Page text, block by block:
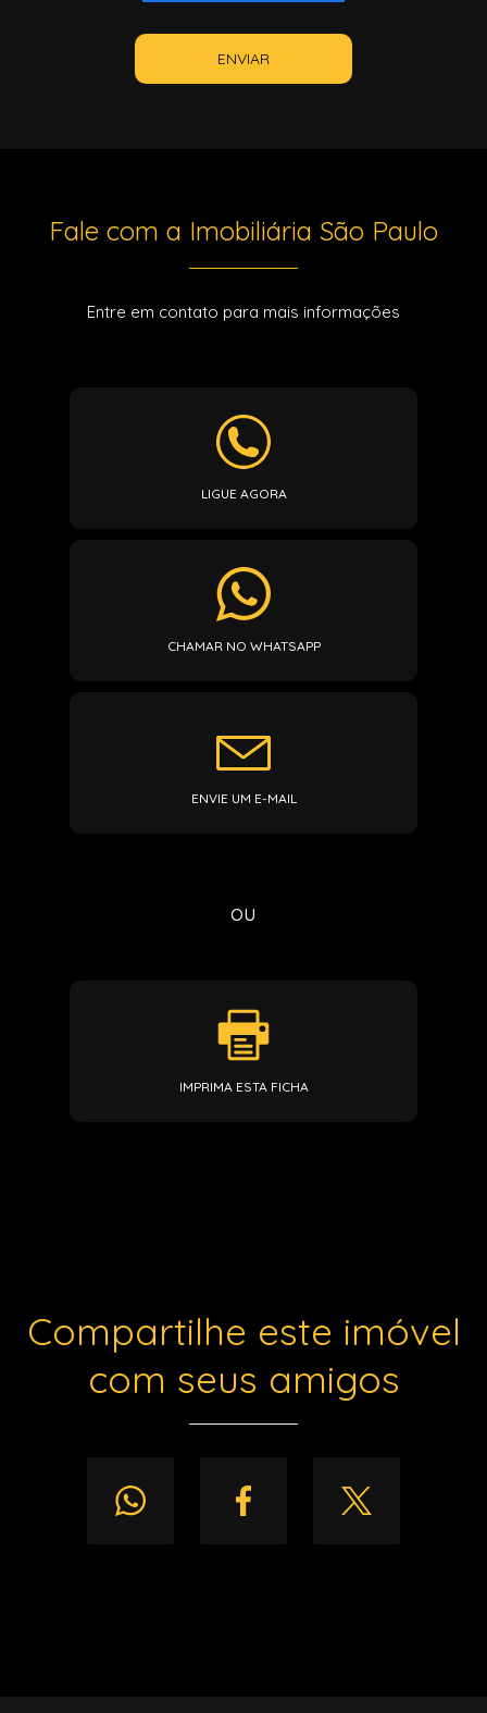
ENVIAR
Fale com a Imobiliária São Paulo
Entre em contato para mais informações
LIGUE AGORA
CHAMAR NO WHATSAPP
ENVIE UM E-MAIL
ou
IMPRIMA ESTA FICHA
Compartilhe este imóvel
com seus amigos